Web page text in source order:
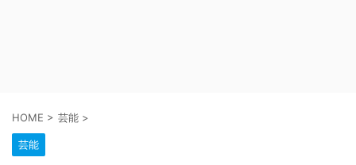
HOME > 芸能 >
芸能